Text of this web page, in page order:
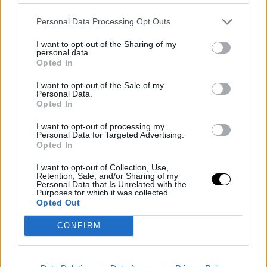
Personal Data Processing Opt Outs
I want to opt-out of the Sharing of my
personal data.
Opted In
I want to opt-out of the Sale of my
Personal Data.
Opted In
I want to opt-out of processing my
Personal Data for Targeted Advertising.
Opted In
I want to opt-out of Collection, Use,
Retention, Sale, and/or Sharing of my
Personal Data that Is Unrelated with the
Purposes for which it was collected.
Opted Out
CONFIRM
Begoña:Yo creo que el Service Design es un rol
en ocasiones está más cerca del diseño
estratégico que del diseño de servicios, hay que
Para ser bueno en esto, hay que entender muy
bien la complejidad, va a ser el entorno natural en
el que te vas a mover.
ser capaz de trabajar mucho y bien en tiempos
muy cortos que es algo que choca mucho con la
labor de investigación. Otro reto sin duda es tener
la capacidad de mostrar y que el equipo vea la
utilidad del equipo de Research y que nos vean
como aliados.